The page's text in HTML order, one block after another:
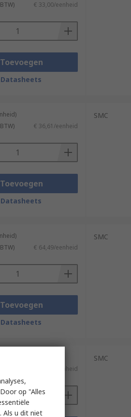
€ 33,00/eenheid
Toevoegen
Datasheets
€ 36,61/eenheid
Toevoegen
Datasheets
SMC
€ 64,49/eenheid
Toevoegen
Datasheets
SMC
€ 64,50/eenheid
SMC
op "Alles
Als u dit niet